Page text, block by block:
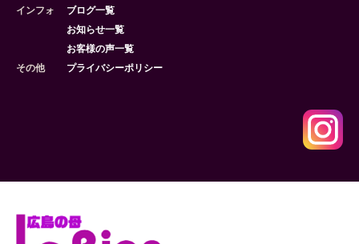
インフォ
ブログ一覧
お知らせ一覧
お客様の声一覧
その他
プライバシーポリシー